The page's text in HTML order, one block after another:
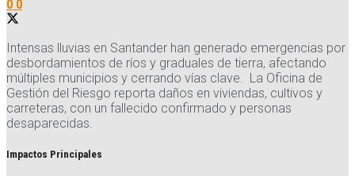
0 0
Intensas lluvias en Santander han generado emergencias por
desbordamientos de ríos y graduales de tierra, afectando
múltiples municipios y cerrando vías clave. La Oficina de
Gestión del Riesgo reporta daños en viviendas, cultivos y
carreteras, con un fallecido confirmado y personas
desaparecidas.
Impactos Principales